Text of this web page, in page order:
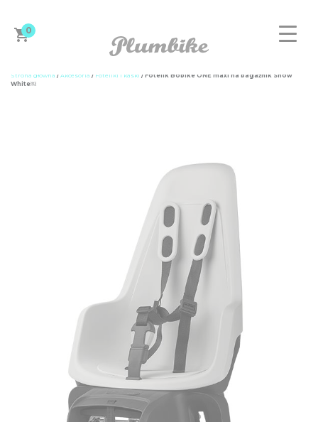
0
ZAPROJEKTUJ ROWER
DZIECIĘCE
NOWOŚCI
Strona główna / Akcesoria / Foteliki i kaski / Fotelik Bobike ONE maxi na bagażnik Snow
White￼